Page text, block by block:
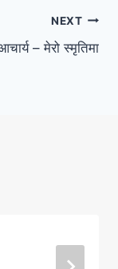
NEXT
– मेरो स्मृतिमा